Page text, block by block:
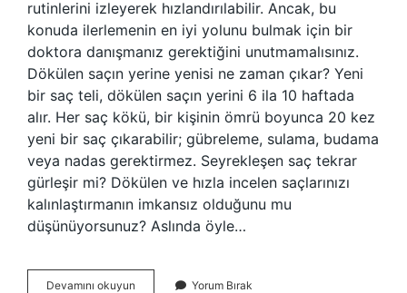
rutinlerini izleyerek hızlandırılabilir. Ancak, bu
konuda ilerlemenin en iyi yolunu bulmak için bir
doktora danışmanız gerektiğini unutmamalısınız.
Dökülen saçın yerine yenisi ne zaman çıkar? Yeni
bir saç teli, dökülen saçın yerini 6 ila 10 haftada
alır. Her saç kökü, bir kişinin ömrü boyunca 20 kez
yeni bir saç çıkarabilir; gübreleme, sulama, budama
veya nadas gerektirmez. Seyrekleşen saç tekrar
gürleşir mi? Dökülen ve hızla incelen saçlarınızı
kalınlaştırmanın imkansız olduğunu mu
düşünüyorsunuz? Aslında öyle…
Devamını okuyun Dökülen
Yorum Bırak